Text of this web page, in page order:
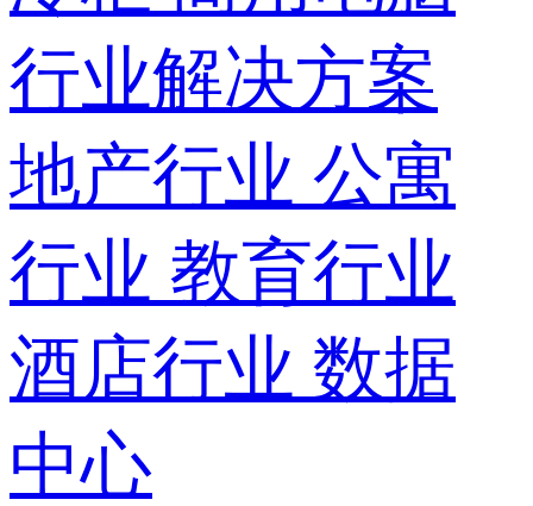
行业解决方案
地产行业 公寓
行业 教育行业
酒店行业 数据
中心